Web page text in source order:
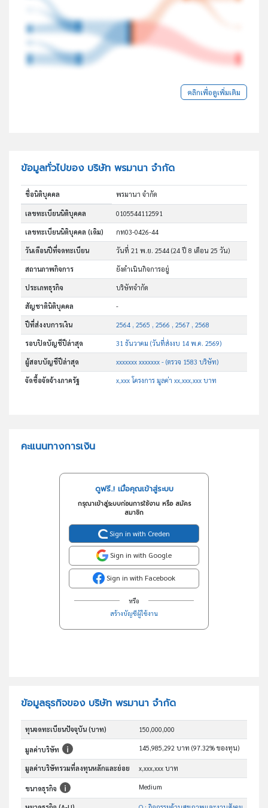
คลิกเพื่อดูเพิ่มเติม
ข้อมูลทั่วไปของ บริษัท พรมานา จำกัด
ชื่อนิติบุคคล พรมานา จำกัด
เลขทะเบียนนิติบุคคล 0105544112591
เลขทะเบียนนิติบุคคล (เดิม) กท03-0426-44
วันเดือนปีที่จดทะเบียน วันที่ 21 พ.ย. 2544(24 ปี 8 เดือน 25 วัน)
สถานภาพกิจการ ยังดำเนินกิจการอยู่
ประเภทธุรกิจ บริษัทจำกัด
สัญชาตินิติบุคคล -
ปีที่ส่งงบการเงิน 2564 , 2565 , 2566 , 2567 , 2568
รอบปิดบัญชีปีล่าสุด 31 ธันวาคม (วันที่ส่งงบ 14 พ.ค. 2569)
ผู้สอบบัญชีปีล่าสุด xxxxxxx xxxxxxx - (ตรวจ 1583 บริษัท)
จัดซื้อจัดจ้างภาครัฐ x,xxx โครงการ มูลค่า xx,xxx,xxx บาท
คะแนนทางการเงิน
ดูฟรี..! เมื่อคุณเข้าสู่ระบบ
กรุณาเข้าสู่ระบบก่อนการใช้งาน หรือ สมัคร
สมาชิก
Sign in with Creden
Sign in with Google
Sign in with Facebook
หรือ
สร้างบัญชีผู้ใช้งาน
ข้อมูลธุรกิจของ บริษัท พรมานา จำกัด
ทุนจดทะเบียนปัจจุบัน (บาท) 150,000,000
มูลค่าบริษัท 145,985,292 บาท (97.32% ของทุน)
มูลค่าบริษัทรวมที่ลงทุนหลักและย่อย x,xxx,xxx บาท
ขนาดธุรกิจ Medium